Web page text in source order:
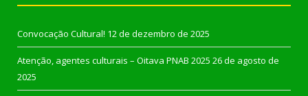
Convocação Cultural! 12 de dezembro de 2025
Atenção, agentes culturais – Oitava PNAB 2025 26 de agosto de
2025